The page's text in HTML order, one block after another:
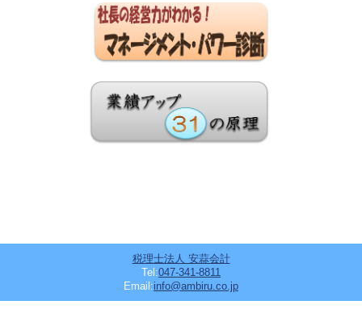
税理士法人 安蒜会計
Tel:047-341-8811
Email:info@ambiru.co.jp